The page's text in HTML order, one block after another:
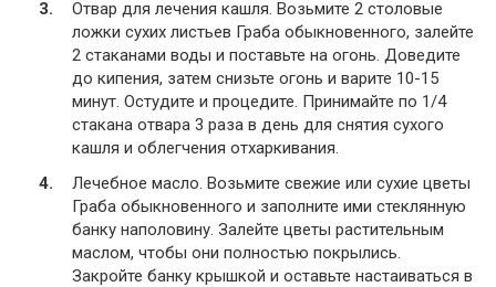
Отвар для лечения кашля. Возьмите 2 столовые
ложки сухих листьев Граба обыкновенного, залейте
2 стаканами воды и поставьте на огонь. Доведите
до кипения, затем снизьте огонь и варите 10-15
минут. Остудите и процедите. Принимайте по 1/4
стакана отвара 3 раза в день для снятия сухого
кашля и облегчения отхаркивания.
Лечебное масло. Возьмите свежие или сухие цветы
Граба обыкновенного и заполните ими стеклянную
банку наполовину. Залейте цветы растительным
маслом, чтобы они полностью покрылись.
Закройте банку крышкой и оставьте настаиваться в